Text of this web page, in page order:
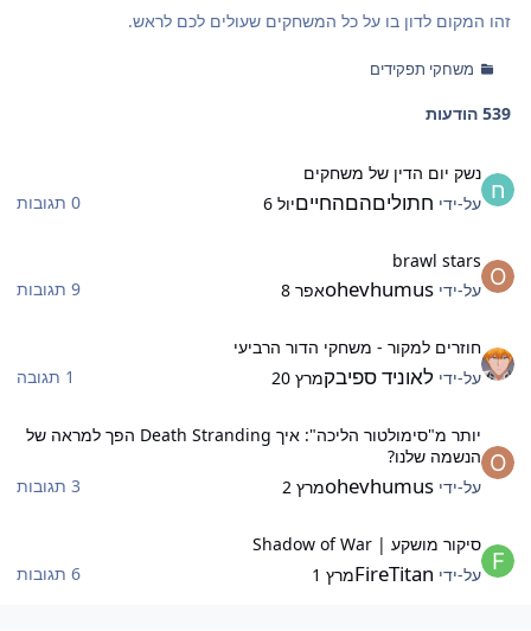
זהו המקום לדון בו על כל המשחקים שעולים לכם לראש.
משחקי תפקידים
539 הודעות
נשק יום הדין של משחקים
על-ידי חתוליםהםהחייםיול 6
0 תגובות
brawl stars
על-ידי ohevhumusאפר 8
9 תגובות
חוזרים למקור - משחקי הדור הרביעי
על-ידי לאוניד ספיבקמרץ 20
1 תגובה
יותר מ"סימולטור הליכה": איך Death Stranding הפך למראה של
הנשמה שלנו?
על-ידי ohevhumusמרץ 2
3 תגובות
סיקור מושקע | Shadow of War
על-ידי FireTitanמרץ 1 6 תגובות